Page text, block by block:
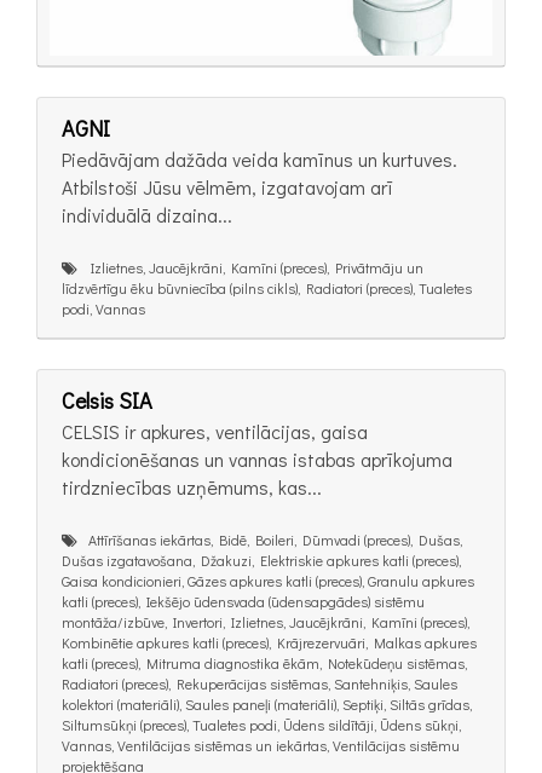
AGNI
Piedāvājam dažāda veida kamīnus un kurtuves.
Atbilstoši Jūsu vēlmēm, izgatavojam arī
individuālā dizaina...
Izlietnes, Jaucējkrāni, Kamīni (preces), Privātmāju un
līdzvērtīgu ēku būvniecība (pilns cikls), Radiatori (preces), Tualetes
podi, Vannas
Celsis SIA
CELSIS ir apkures, ventilācijas, gaisa
kondicionēšanas un vannas istabas aprīkojuma
tirdzniecības uzņēmums, kas...
Attīrīšanas iekārtas, Bidē, Boileri, Dūmvadi (preces), Dušas,
Dušas izgatavošana, Džakuzi, Elektriskie apkures katli (preces),
Gaisa kondicionieri, Gāzes apkures katli (preces), Granulu apkures
katli (preces), Iekšējo ūdensvada (ūdensapgādes) sistēmu
montāža/izbūve, Invertori, Izlietnes, Jaucējkrāni, Kamīni (preces),
Kombinētie apkures katli (preces), Krājrezervuāri, Malkas apkures
katli (preces), Mitruma diagnostika ēkām, Notekūdeņu sistēmas,
Radiatori (preces), Rekuperācijas sistēmas, Santehniķis, Saules
kolektori (materiāli), Saules paneļi (materiāli), Septiķi, Siltās grīdas,
Siltumsūkņi (preces), Tualetes podi, Ūdens sildītāji, Ūdens sūkņi,
Vannas, Ventilācijas sistēmas un iekārtas, Ventilācijas sistēmu
projektēšana